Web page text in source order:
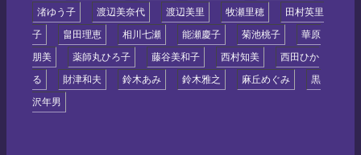
渚ゆう子
渡辺美奈代 渡辺美里 牧瀬里穂
田村英里
子
畠田理恵 相川七瀬 能瀬慶子 菊池桃子
華原
朋美
薬師丸ひろ子 藤谷美和子 西村知美
西田ひか
る
財津和夫 鈴木あみ 鈴木雅之 麻丘めぐみ
黒
沢年男